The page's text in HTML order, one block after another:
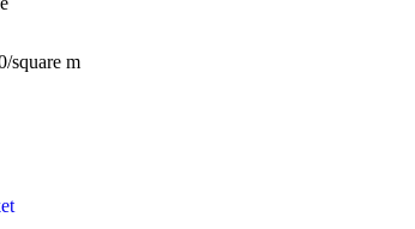
square m